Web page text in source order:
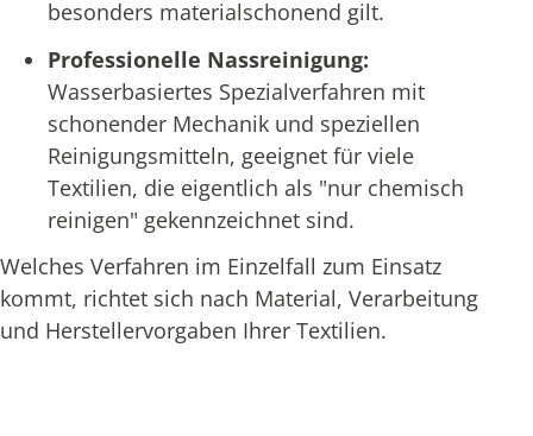
besonders materialschonend gilt.
Professionelle Nassreinigung:
Wasserbasiertes Spezialverfahren mit
schonender Mechanik und speziellen
Reinigungsmitteln, geeignet für viele
Textilien, die eigentlich als "nur chemisch
reinigen" gekennzeichnet sind.
Welches Verfahren im Einzelfall zum Einsatz
kommt, richtet sich nach Material, Verarbeitung
und Herstellervorgaben Ihrer Textilien.